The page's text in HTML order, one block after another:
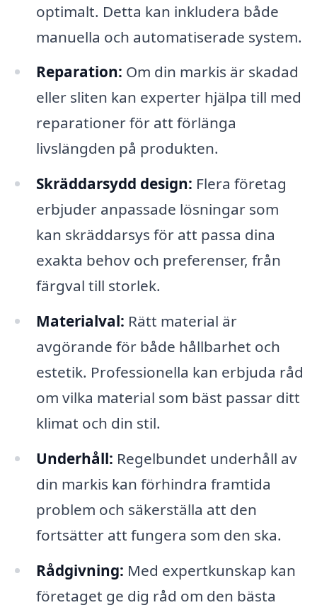
optimalt. Detta kan inkludera både
manuella och automatiserade system.
Reparation: Om din markis är skadad
eller sliten kan experter hjälpa till med
reparationer för att förlänga
livslängden på produkten.
Skräddarsydd design: Flera företag
erbjuder anpassade lösningar som
kan skräddarsys för att passa dina
exakta behov och preferenser, från
färgval till storlek.
Materialval: Rätt material är
avgörande för både hållbarhet och
estetik. Professionella kan erbjuda råd
om vilka material som bäst passar ditt
klimat och din stil.
Underhåll: Regelbundet underhåll av
din markis kan förhindra framtida
problem och säkerställa att den
fortsätter att fungera som den ska.
Rådgivning: Med expertkunskap kan
företaget ge dig råd om den bästa